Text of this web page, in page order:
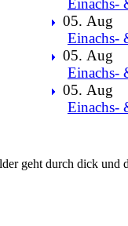
Einachs-
05. Aug
Einachs-
05. Aug
Einachs-
05. Aug
Einachs-
geht durch dick und